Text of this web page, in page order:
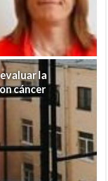
la
cáncer